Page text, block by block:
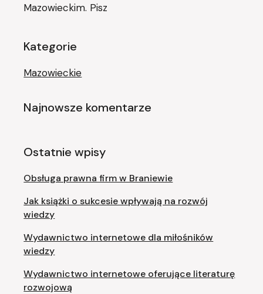
Mazowieckim. Pisz
Kategorie
Mazowieckie
Najnowsze komentarze
Ostatnie wpisy
Obsługa prawna firm w Braniewie
Jak książki o sukcesie wpływają na rozwój
wiedzy
Wydawnictwo internetowe dla miłośników
wiedzy
Wydawnictwo internetowe oferujące literaturę
rozwojową